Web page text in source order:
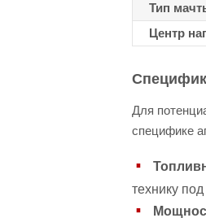
Тип
Центр
Для
специфике
технику